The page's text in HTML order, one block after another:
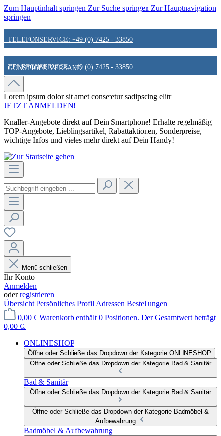
Zum Hauptinhalt springen Zur Suche springen Zur Hauptnavigation
springen
TELEFONSERVICE: +49 (0) 7425 - 33850
GÜNSTIGER VERSAND
FAIR & KUNDENORIENTIERT
HINWEIS ZU STATIONÄREN PREISEN
TELEFONSERVICE: +49 (0) 7425 - 33850
GÜNSTIGER VERSAND
FAIR & KUNDENORIENTIERT
HINWEIS ZU STATIONÄREN PREISEN
Lorem ipsum dolor sit amet consetetur sadipscing elitr
JETZT ANMELDEN!
Knaller-Angebote direkt auf Dein Smartphone! Erhalte regelmäßig
TOP-Angebote, Lieblingsartikel, Rabattaktionen, Sonderpreise,
wichtige Infos und vieles mehr direkt auf Dein Handy!
Menü schließen
Ihr Konto
Anmelden
oderregistrieren
Übersicht Persönliches Profil Adressen Bestellungen
0,00 € Warenkorb enthält 0 Positionen. Der Gesamtwert beträgt
0,00 €.
ONLINESHOP
Öffne oder Schließe das Dropdown der Kategorie ONLINESHOP
Öffne oder Schließe das Dropdown der Kategorie Bad & Sanitär
Bad & Sanitär
Öffne oder Schließe das Dropdown der Kategorie Bad & Sanitär
Öffne oder Schließe das Dropdown der Kategorie Badmöbel &
Aufbewahrung
Badmöbel & Aufbewahrung